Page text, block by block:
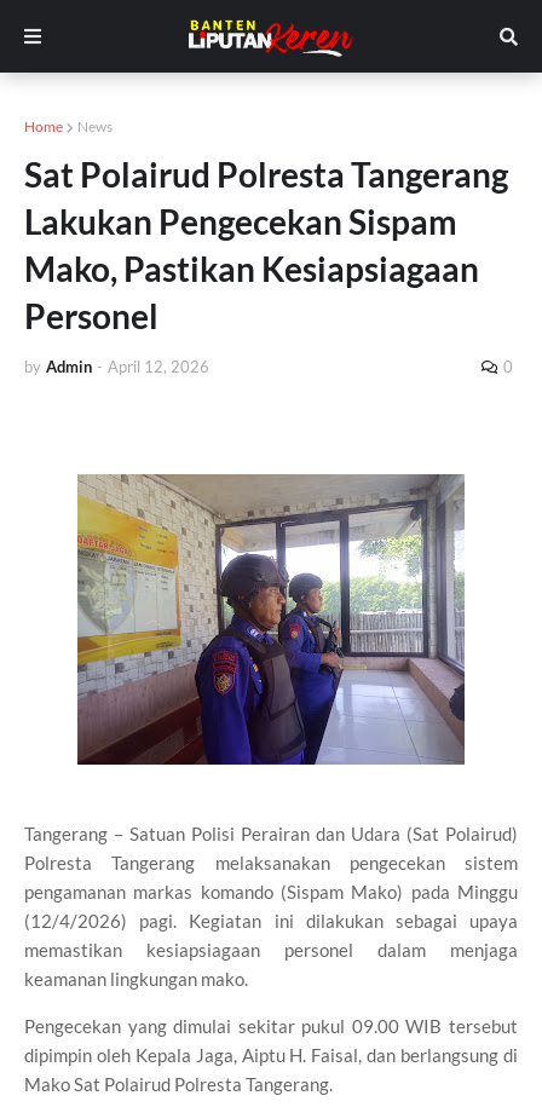
Home News
Sat Polairud Polresta Tangerang
Lakukan Pengecekan Sispam
Mako, Pastikan Kesiapsiagaan
Personel
by Admin - April 12, 2026 0
Tangerang – Satuan Polisi Perairan dan Udara (Sat Polairud)
Polresta Tangerang melaksanakan pengecekan sistem
pengamanan markas komando (Sispam Mako) pada Minggu
(12/4/2026) pagi. Kegiatan ini dilakukan sebagai upaya
memastikan kesiapsiagaan personel dalam menjaga
keamanan lingkungan mako.
Pengecekan yang dimulai sekitar pukul 09.00 WIB tersebut
dipimpin oleh Kepala Jaga, Aiptu H. Faisal, dan berlangsung di
Mako Sat Polairud Polresta Tangerang.